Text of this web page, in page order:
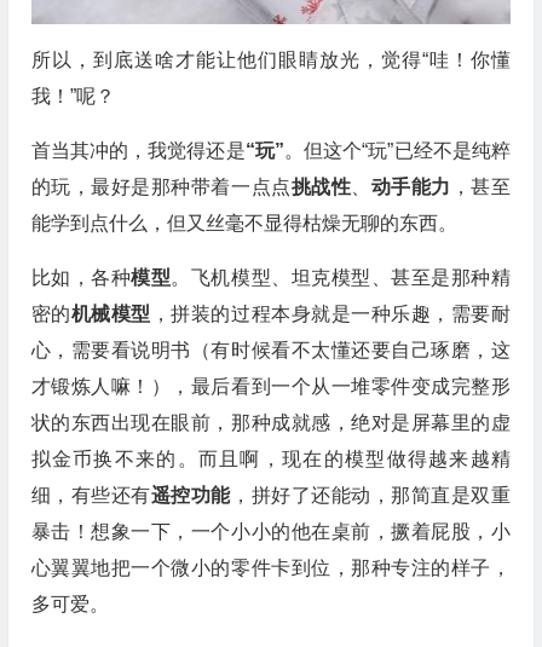
所以，到底送啥才能让他们眼睛放光，觉得“哇！你懂
我！”呢？
首当其冲的，我觉得还是“玩”。但这个“玩”已经不是纯粹
的玩，最好是那种带着一点点挑战性 动手能力 ，甚至
能学到点什么，但又丝毫不显得枯燥无聊的东西。
比如，各种模型。飞机模型、坦克模型、甚至是那种精
密的机械模型 ，拼装的过程本身就是一种乐趣，需要耐
心，需要看说明书（有时候看不太懂还要自己琢磨，这
才锻炼人嘛！），最后看到一个从一堆零件变成完整形
状的东西出现在眼前，那种成就感，绝对是屏幕里的虚
拟金币换不来的。而且啊，现在的模型做得越来越精
细，有些还有遥控功能，拼好了还能动，那简直是双重
暴击！想象一下，一个小小的他在桌前，撅着屁股，小
心翼翼地把一个微小的零件卡到位，那种专注的样子，
多可爱。